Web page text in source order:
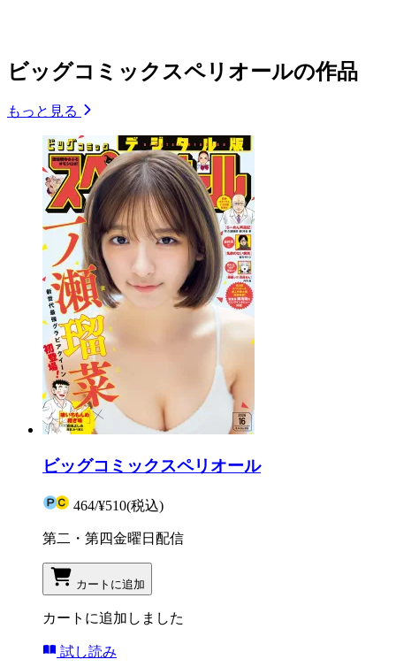
ビッグコミックスペリオールの作品
もっと見る
ビッグコミックスペリオール
464/¥510(税込)
第二・第四金曜日配信
カートに追加
カートに追加しました
試し読み